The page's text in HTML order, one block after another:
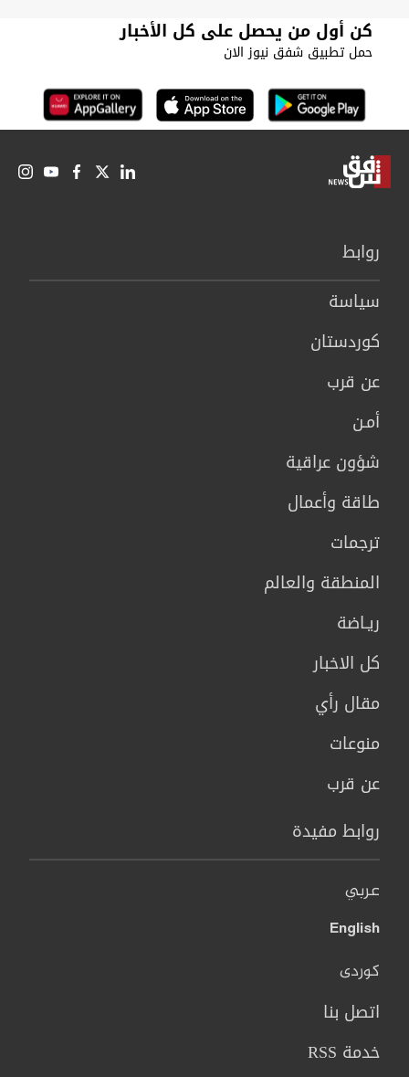
كن أول من يحصل على كل الأخبار
حمل تطبيق شفق نيوز الان
روابط
سیاسة
كوردستان
عن قرب
أمـن
شؤون عراقية
طاقة وأعمال
ترجمات
المنطقة والعالم
ريـاضة
كل الاخبار
مقال رأي
منوعات
عن قرب
روابط مفيدة
عربي
English
کوردی
اتصل بنا
خدمة RSS